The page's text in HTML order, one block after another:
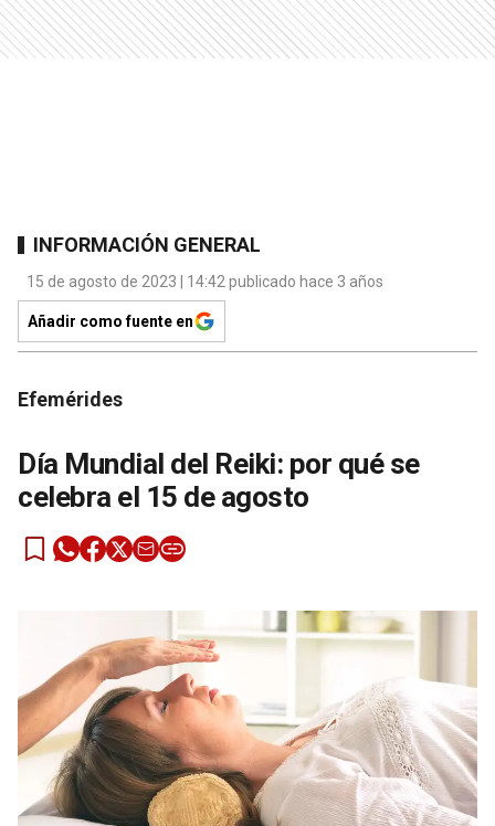
INFORMACIÓN GENERAL
15 de agosto de 2023 | 14:42 publicado hace 3 años
Añadir como fuente en
Efemérides
Día Mundial del Reiki: por qué se
celebra el 15 de agosto